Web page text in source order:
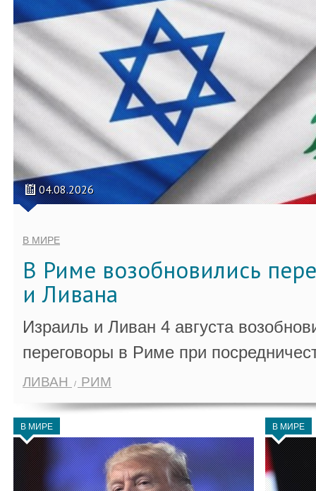
04.08.2026
В МИРЕ
В Риме возобновились
и Ливана
Израиль и Ливан 4 августа
переговоры в Риме при
ЛИВАН РИМ
В МИРЕ В МИРЕ